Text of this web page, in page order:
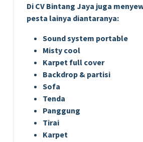
Di CV Bintang Jaya juga
pesta lainya diantaranya:
Sound system portable
Misty cool
Karpet full cover
Backdrop & partisi
Sofa
Tenda
Panggung
Tirai
Karpet